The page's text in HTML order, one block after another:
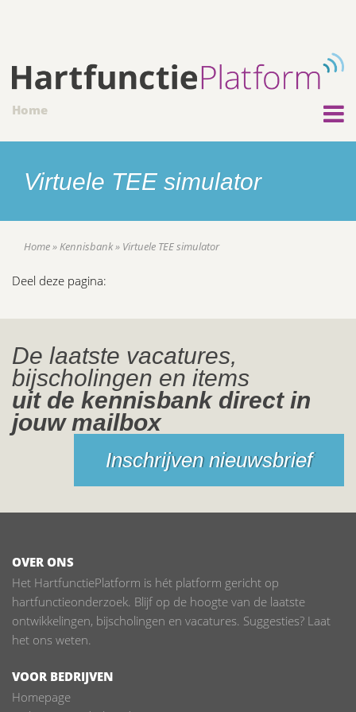
Home
Virtuele TEE simulator
Home»Kennisbank» Virtuele TEE simulator
Deel deze pagina:
De laatste vacatures,
bijscholingen en items
uit de kennisbank direct in
jouw mailbox
Inschrijven nieuwsbrief
OVER ONS
Het HartfunctiePlatform is hét platform gericht op
hartfunctieonderzoek. Blijf op de hoogte van de laatste
ontwikkelingen, bijscholingen en vacatures. Suggesties? Laat
het ons weten.
VOOR BEDRIJVEN
Homepage